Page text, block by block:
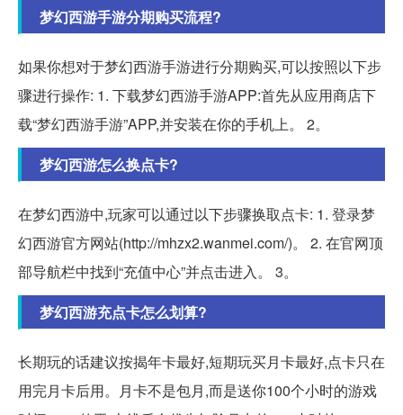
梦幻西游手游分期购买流程?
如果你想对于梦幻西游手游进行分期购买,可以按照以下步
骤进行操作: 1. 下载梦幻西游手游APP:首先从应用商店下
载“梦幻西游手游”APP,并安装在你的手机上。 2。
梦幻西游怎么换点卡?
在梦幻西游中,玩家可以通过以下步骤换取点卡: 1. 登录梦
幻西游官方网站(http://mhzx2.wanmei.com/)。 2. 在官网顶
部导航栏中找到“充值中心”并点击进入。 3。
梦幻西游充点卡怎么划算?
长期玩的话建议按揭年卡最好,短期玩买月卡最好,点卡只在
用完月卡后用。月卡不是包月,而是送你100个小时的游戏